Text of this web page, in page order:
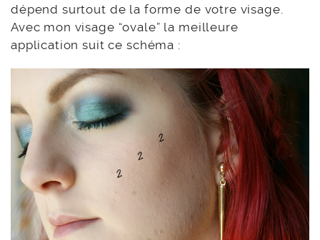
dépend surtout de la forme de votre visage.
Avec mon visage “ovale” la meilleure
application suit ce schéma :